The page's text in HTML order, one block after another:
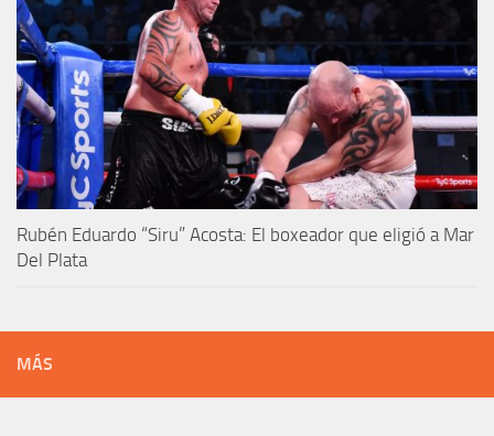
Rubén Eduardo “Siru” Acosta: El boxeador que eligió a Mar
Del Plata
MÁS